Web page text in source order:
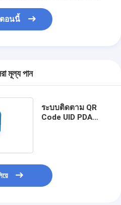
อนนี้
মূল্য পান
ระบบติดตาม QR
Code UID PDA